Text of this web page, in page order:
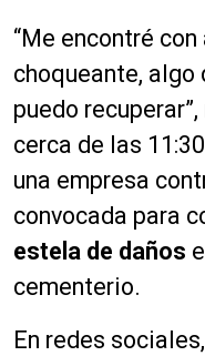
“Me encontré
choqueante, algo
puedo
cerca de las
una empresa
convocada para
estela de daños
cementerio.
En redes